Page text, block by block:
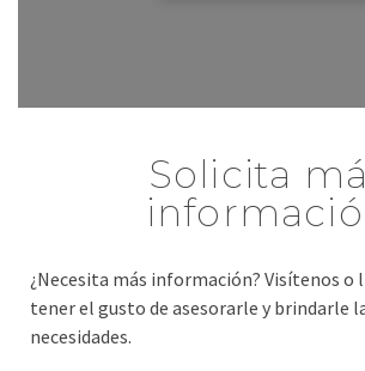
Solicita
¿Necesita más información? Visítenos o
tener el gusto de asesorarle y brindarle
necesidades.